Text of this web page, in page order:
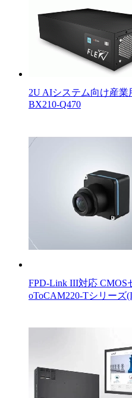
2U AIシステム向け産
BX210-Q470
FPD-Link III対応 CMOS
oToCAM220-Tシリーズ